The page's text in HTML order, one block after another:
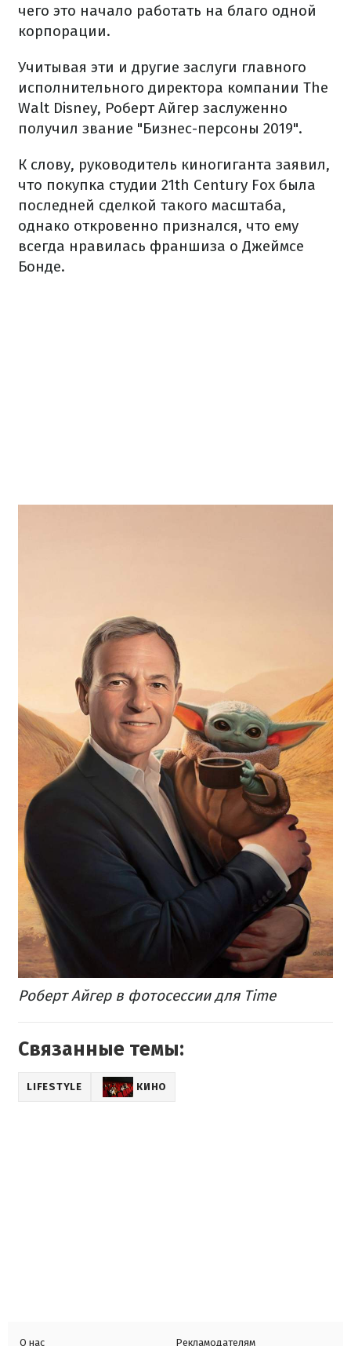
чего это начало работать на благо одной
корпорации.
Учитывая эти и другие заслуги главного
исполнительного директора компании The
Walt Disney, Роберт Айгер заслуженно
получил звание "Бизнес-персоны 2019".
К слову, руководитель киногиганта заявил,
что покупка студии 21th Century Fox была
последней сделкой такого масштаба,
однако откровенно признался, что ему
всегда нравилась франшиза о Джеймсе
Бонде.
Роберт Айгер в фотосессии для Time
Связанные темы:
LIFESTYLE КИНО
О нас Рекламодателям